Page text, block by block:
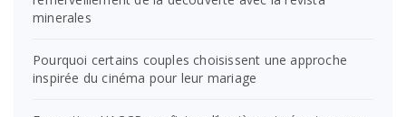
minerales
Pourquoi certains couples choisissent une approche
inspirée du cinéma pour leur mariage